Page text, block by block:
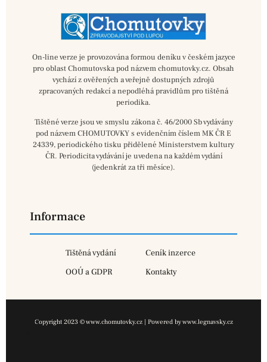
On-line verze je provozována formou deníku v českém jazyce
pro oblast Chomutovska pod názvem chomutovky.cz. Obsah
vychází z ověřených a veřejně dostupných zdrojů
zpracovaných redakcí a nepodléhá pravidlům pro tištěná
periodika.
Tištěné verze jsou ve smyslu zákona č. 46/2000 Sb vydávány
pod názvem CHOMUTOVKY s evidenčním číslem MK ČR E
24339, periodického tisku přidělené Ministerstvem kultury
ČR. Periodicita vydávání je uvedena na každém vydání
(jedenkrát za tři měsíce).
Informace
Tištěná vydání
Ceník inzerce
OOÚ a GDPR
Kontakty
Copyright 2023 © www.chomutovky.cz | Powered by www.legnavsky.cz